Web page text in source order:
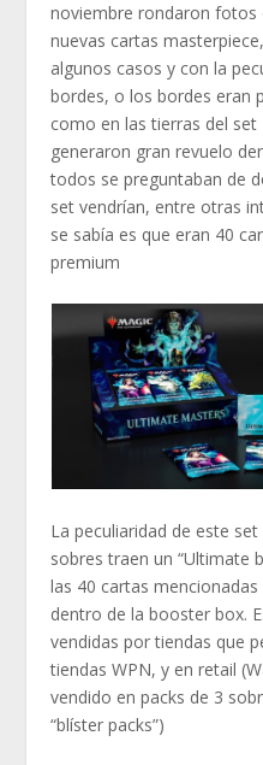
noviembre rondaron fotos
nuevas cartas
algunos casos y con la
bordes, o los bordes eran
como en las tierras del set
generaron gran revuelo
todos se preguntaban de
set vendrían, entre otras
se sabía es que eran 40
premium
La peculiaridad de este
sobres traen un “Ultimate
las 40 cartas
dentro de la booster box.
vendidas por tiendas que
tiendas WPN, y en retail
vendido en packs de 3
“blíster packs”)